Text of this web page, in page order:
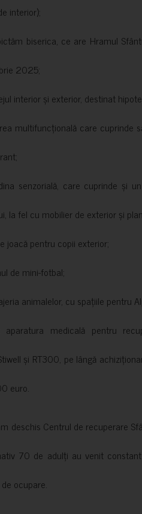
interior);
biserica, ce are Hramul
2025;
interior și exterior, destinat
multifuncțională care cuprinde
senzorială, care cuprinde și
la fel cu mobilier de exterior și
joacă pentru copii exterior;
de mini-fotbal;
animalelor, cu spațiile pentru
aparatura medicală pentru
și RT300, pe lângă
euro.
deschis Centrul de recuperare
70 de adulți au venit
ocupare.